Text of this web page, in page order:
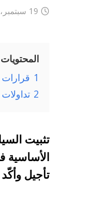
19 سبتمبر، 2018
المحتويات
1 قرارات
2
تثبيت
الأساسية
تأجيل